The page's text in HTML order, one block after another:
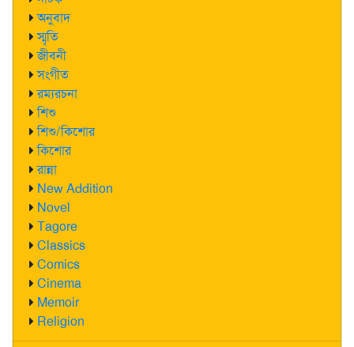
অনুবাদ
স্মৃতি
জীবনী
সংগীত
রম্যরচনা
শিশু
শিশু/কিশোর
কিশোর
রান্না
New Addition
Novel
Tagore
Classics
Comics
Cinema
Memoir
Religion